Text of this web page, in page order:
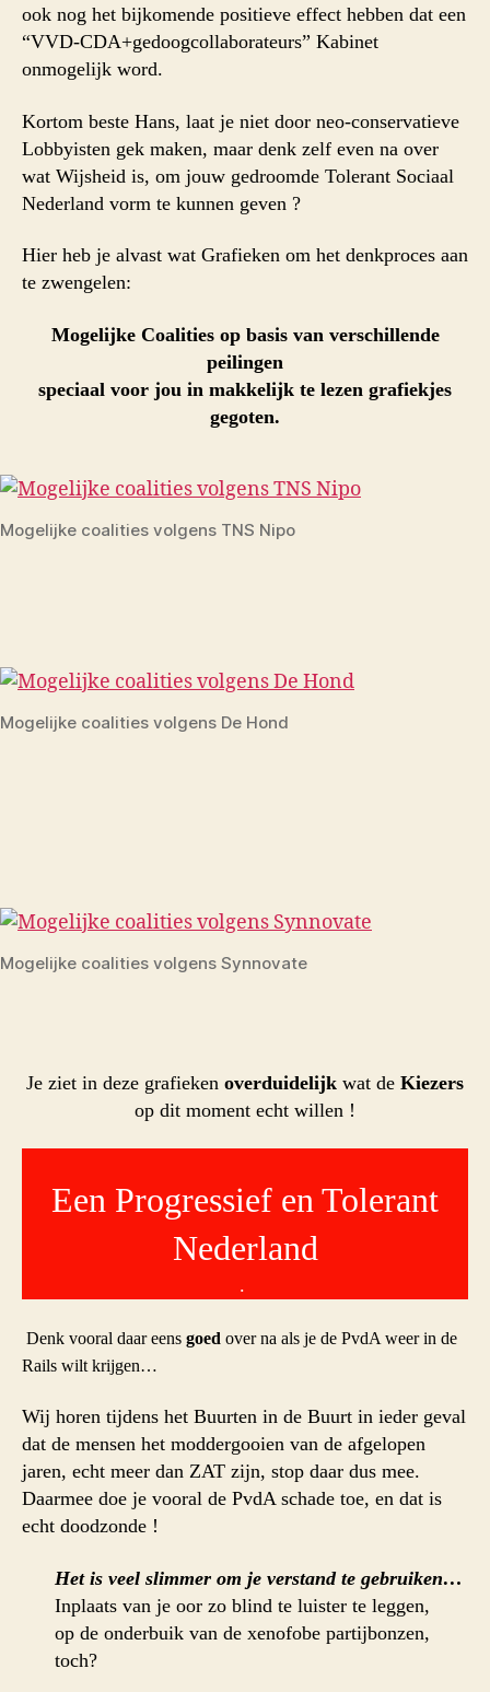
ook nog het bijkomende positieve effect hebben dat een
“VVD-CDA+gedoogcollaborateurs” Kabinet
onmogelijk word.
Kortom beste Hans, laat je niet door neo-conservatieve
Lobbyisten gek maken, maar denk zelf even na over
wat Wijsheid is, om jouw gedroomde Tolerant Sociaal
Nederland vorm te kunnen geven ?
Hier heb je alvast wat Grafieken om het denkproces aan
te zwengelen:
Mogelijke Coalities op basis van verschillende
peilingen
speciaal voor jou in makkelijk te lezen grafiekjes
gegoten.
Mogelijke coalities volgens TNS Nipo
Mogelijke coalities volgens De Hond
Mogelijke coalities volgens Synnovate
Je ziet in deze grafieken overduidelijk wat de Kiezers
op dit moment echt willen !
Een Progressief en Tolerant
Nederland
.
Denk vooral daar eens goed over na als je de PvdA weer in de
Rails wilt krijgen…
Wij horen tijdens het Buurten in de Buurt in ieder geval
dat de mensen het moddergooien van de afgelopen
jaren, echt meer dan ZAT zijn, stop daar dus mee.
Daarmee doe je vooral de PvdA schade toe, en dat is
echt doodzonde !
Het is veel slimmer om je verstand te gebruiken…
Inplaats van je oor zo blind te luister te leggen,
op de onderbuik van de xenofobe partijbonzen,
toch?